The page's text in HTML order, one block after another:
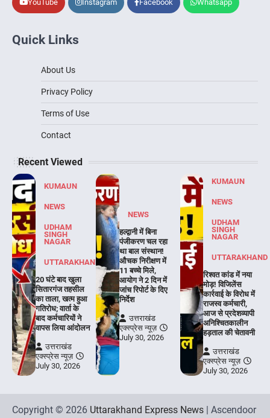
YouTube Instagram Facebook Whatsapp
Quick Links
About Us
Privacy Policy
Terms of Use
Contact
Recent Viewed
KUMAUN
NEWS
UDHAM
SINGH
NAGAR
UTTARAKHAND
20 घंटे बाद खुला
सितारगंज तहसील
का ताला, खत्म हुआ
गतिरोध; वार्ता के
बाद कर्मचारियों ने
वापस लिया आंदोलन
उत्तराखंड
एक्स्प्रेस न्यूज़
July 30, 2026
NEWS
हल्द्वानी में बिना
पंजीकरण चल रहा
था बाल संस्थान!
औचक निरीक्षण में
11 बच्चे मिले,
आयोग ने 2 दिन में
जांच रिपोर्ट के दिए
निर्देश
उत्तराखंड
एक्स्प्रेस न्यूज़
July 30, 2026
KUMAUN
NEWS
UDHAM
SINGH
NAGAR
UTTARAKHAND
रिश्वत कांड में नया
मोड़! विजिलेंस
कार्रवाई के विरोध में
राजस्व कर्मचारी,
आज से प्रदेशव्यापी
अनिश्चितकालीन
हड़ताल की चेतावनी
उत्तराखंड
एक्स्प्रेस न्यूज़
July 30, 2026
Copyright © 2026 Uttarakhand Express News | Ascendoor